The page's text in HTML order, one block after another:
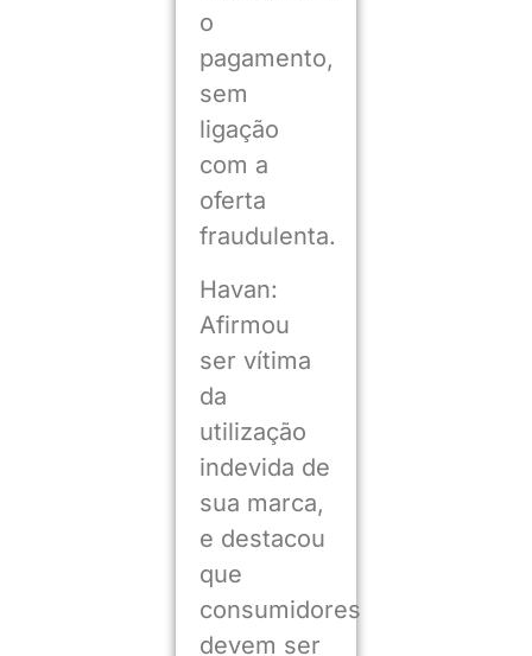
o
pagamento,
sem
ligação
com a
oferta
fraudulenta.
Havan:
Afirmou
ser vítima
da
utilização
indevida de
sua marca,
e destacou
que
consumidores
devem ser